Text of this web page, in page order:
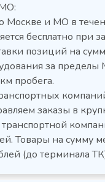
Polair
Москве и МО в
бесплатно при
позиций на
за
пробега.
заказы в
транспортной
Товары на сумму
(до терминала